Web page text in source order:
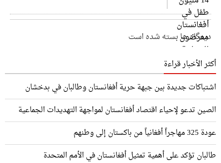
دیدگاه ها بسته شده است
أكثر الأخبار قراءة
اشتباكات جديدة بين جبهة حرية أفغانستان وطالبان في بدخشان
الصين تدعو لإحياء اقتصاد أفغانستان لمواجهة التهديدات الجماعية
عودة 325 مهاجراً أفغانياً من باكستان إلى وطنهم
طالبان تؤكد على أهمية تمثيل أفغانستان في الأمم المتحدة